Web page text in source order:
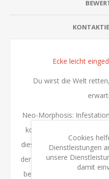
Ecke leicht
Du wirst die Welt
Neo-Morphosis:
kooperatives Sci-Fi-
diesem Spiel müssen Sie
der Forschungsstation vor
bewahren, die sie
Cookies
Dienstleistungen
unsere
damit